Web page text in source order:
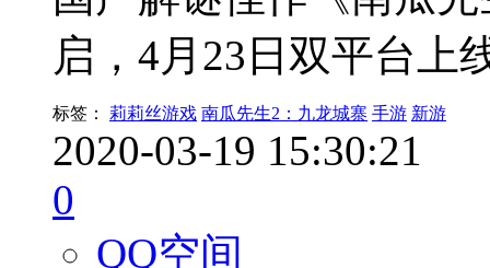
启，4月23日双平台上
标签： 莉莉丝游戏 南瓜先生2：九龙城寨 手游 新游
2020-03-19 15:30:21
0
QQ空间